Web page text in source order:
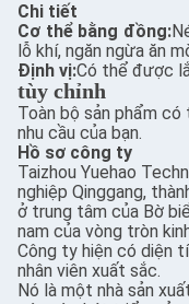
Chi tiết
Cơ thể bằng đồng:
lỗ khí, ngăn ngừa ăn
Định vị:Có thể được
tùy chỉnh
Toàn bộ sản phẩm
nhu cầu của bạn.
Hồ sơ công ty
Taizhou Yuehao
nghiệp Qinggang,
ở trung tâm của Bờ
nam của vòng tròn
Công ty hiện có diện
nhân viên xuất sắc.
Nó là một nhà sản